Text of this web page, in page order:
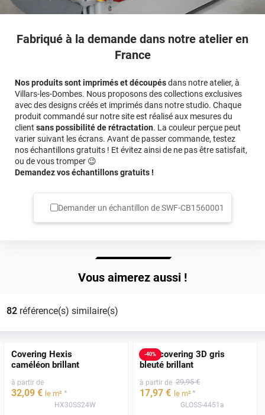
Fabriqué à la demande dans notre atelier en
France
Nos produits sont imprimés et découpésdans notre atelier, à
Villars-les-Dombes. Nous proposons des collections exclusives
avec des designs créés et imprimés dans notre studio. Chaque
produit commandé sur notre site est réalisé aux mesures du
client sans possibilité de rétractation. La couleur perçue peut
varier suivant les écrans. Avant de passer commande, testez
nos échantillons gratuits ! Et évitez ainsi de ne pas être satisfait,
ou de vous tromper 😉
Demandez vos échantillons gratuits !
Demander un échantillon deSWF-CB1560001
Vous aimerez aussi !
82référence(s) similaire(s)
Covering Hexis
caméléon brillant
à partir de
32,09 € le m² *
HX30SS24W
-40%
Film covering 3D gris
bleuté brillant
à partir de 29,95 €
17,97 € le m²*
GLOSS-4451a